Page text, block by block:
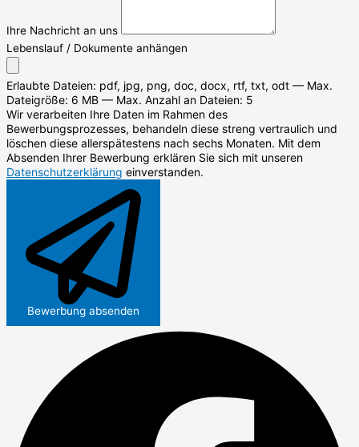
Ihre Nachricht an uns
Lebenslauf / Dokumente anhängen
Erlaubte Dateien: pdf, jpg, png, doc, docx, rtf, txt, odt — Max.
Dateigröße: 6 MB — Max. Anzahl an Dateien: 5
Wir verarbeiten Ihre Daten im Rahmen des
Bewerbungsprozesses, behandeln diese streng vertraulich und
löschen diese allerspätestens nach sechs Monaten. Mit dem
Absenden Ihrer Bewerbung erklären Sie sich mit unseren
Datenschutzerklärung einverstanden.
Bewerbung absenden